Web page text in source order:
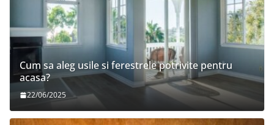
Cum sa aleg usile si ferestrele potrivite pentru
acasa?
22/06/2025